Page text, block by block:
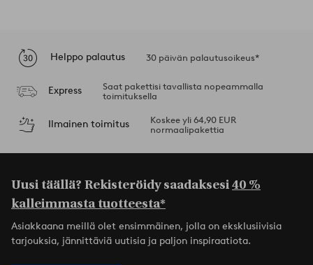
Helppo palautus 30 päivän palautusoikeus*
Express
Saat pakettisi tavallista nopeammalla
toimituksella
Ilmainen toimitus
Koskee yli 64,90 EUR
normaalipakettia
Uusi täällä? Rekisteröidy saadaksesi40 %
kalleimmasta tuotteesta*
Asiakkaana meillä olet ensimmäinen, jolla on eksklusiivisia
tarjouksia, jännittäviä uutisia ja paljon inspiraatiota.